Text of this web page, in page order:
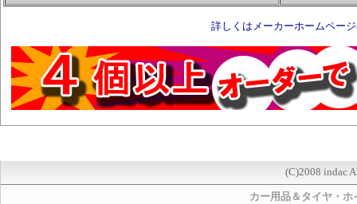
詳しくはメーカーホームペー
(C)2008 indac
カー用品＆タイヤ・